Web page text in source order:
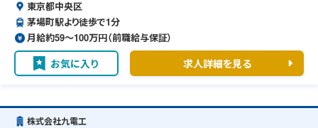
東京都中央区
茅場町駅より徒歩で1分
月給約59〜100万円（前職給与保証）
お気に入り 求人詳細を見る
株式会社九電工